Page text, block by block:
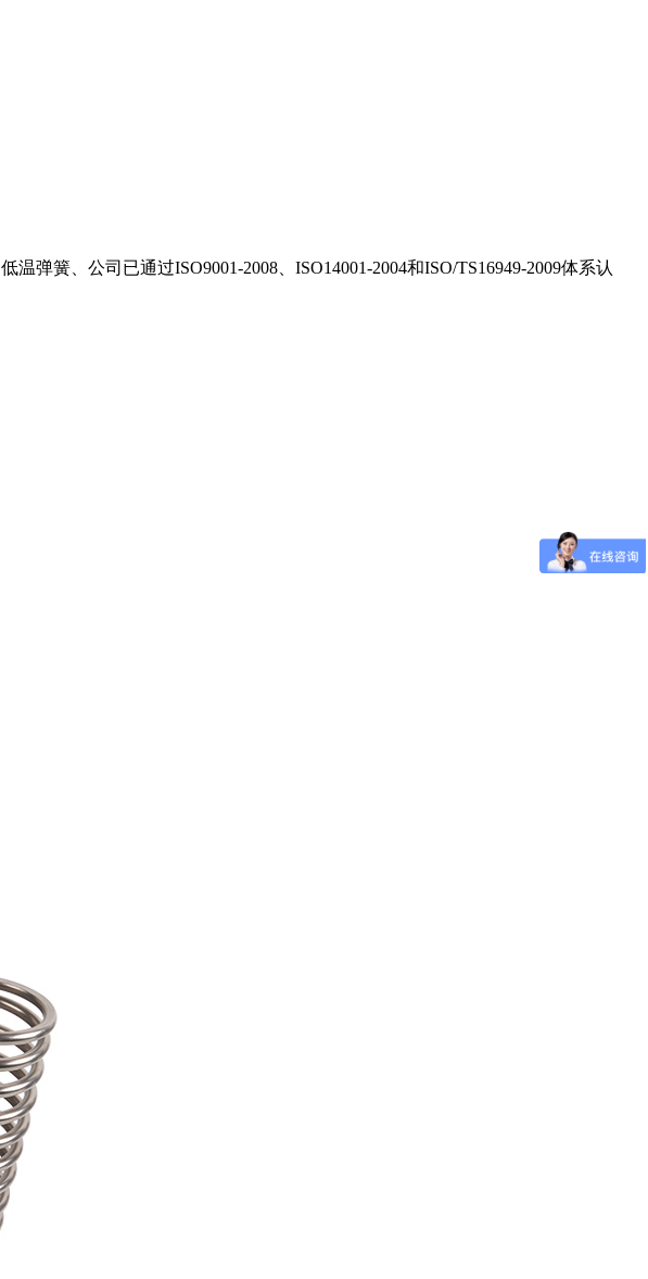
低温弹簧、公司已通过ISO9001-2008、ISO14001-2004和ISO/TS16949-2009体系认